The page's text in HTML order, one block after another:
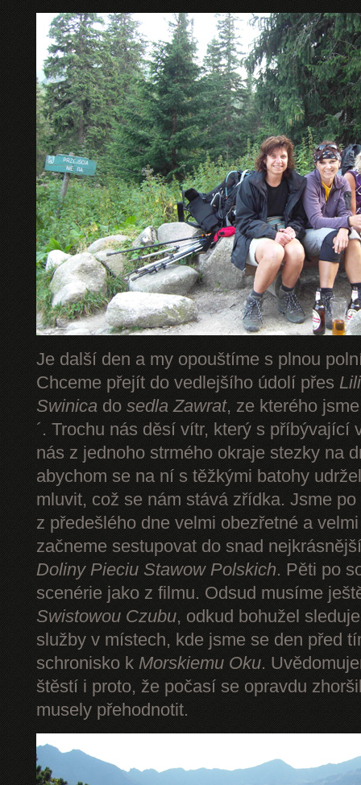
Je další den a my opouštíme s plnou
Chceme přejít do vedlejšího údolí přes
Swinica do sedla Zawrat, ze kterého
´. Trochu nás děsí vítr, který s příbývající
nás z jednoho strmého okraje stezky na
abychom se na ní s těžkými batohy
mluvit, což se nám stává zřídka. Jsme
z předešlého dne velmi obezřetné a
začneme sestupovat do snad
Doliny Pieciu Stawow Polskich. Pěti po
scenérie jako z filmu. Odsud musíme
Swistowou Czubu, odkud bohužel
služby v místech, kde jsme se den před
schronisko k Morskiemu Oku.
štěstí i proto, že počasí se opravdu
musely přehodnotit.